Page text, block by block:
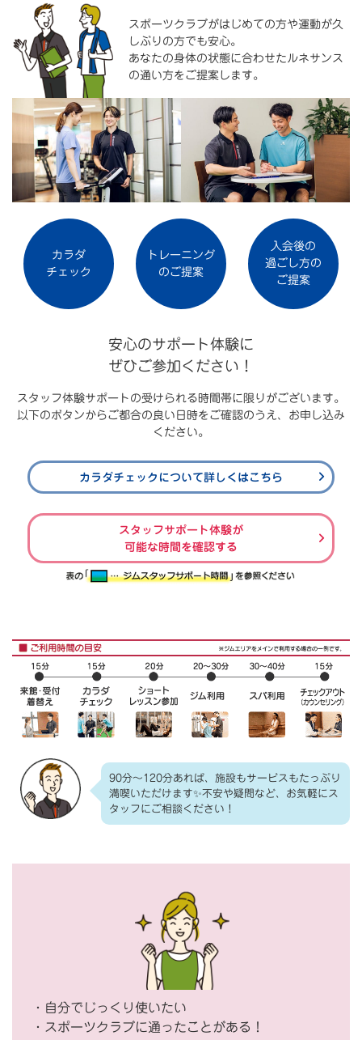
スポーツクラブがはじめての方や運動が久
しぶりの方でも安心。
あなたの身体の状態に合わせたルネサンス
の通い方をご提案します。
カラダ
チェック
トレーニング
のご提案
入会後の
過ごし方の
ご提案
安心のサポート体験に
ぜひご参加ください！
スタッフ体験サポートの受けられる時間帯に限りがございます。
以下のボタンからご都合の良い日時をご確認のうえ、お申し込み
ください。
カラダチェックについて詳しくはこちら
スタッフサポート体験が
可能な時間を確認する
90分～120分あれば、施設もサービスもたっぷり
満喫いただけます✨不安や疑問など、お気軽にス
タッフにご相談ください！
・自分でじっくり使いたい
・スポーツクラブに通ったことがある！